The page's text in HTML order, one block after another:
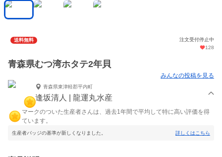
送料無料
注文受付停止中
128
青森県むつ湾ホタテ2年貝
みんなの投稿を見る
青森県東津軽郡平内町
逢坂清人 | 龍運丸水産
マークのついた生産者さんは、過去1年間で平均して特に高い評価を得
ています。
生産者バッジの基準が新しくなりました。 詳しくはこちら